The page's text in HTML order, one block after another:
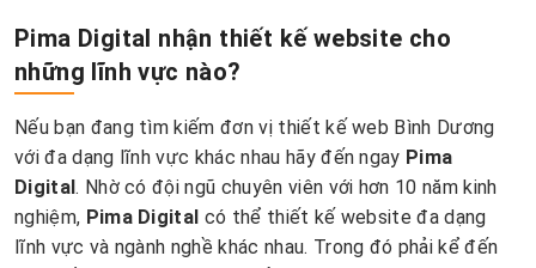
Pima Digital nhận thiết kế website cho
những lĩnh vực nào?
Nếu bạn đang tìm kiếm đơn vị thiết kế web Bình Dương
với đa dạng lĩnh vực khác nhau hãy đến ngay Pima
Digital. Nhờ có đội ngũ chuyên viên với hơn 10 năm kinh
nghiệm, Pima Digital có thể thiết kế website đa dạng
lĩnh vực và ngành nghề khác nhau. Trong đó phải kể đến